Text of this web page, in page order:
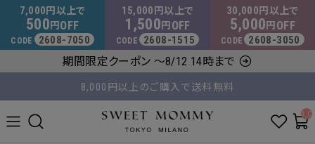
マタニティウェア・授乳服のスウィートマミー
7,000 円以上で
500 円 OFF
CODE 2608-7050
15,000 円以上で
1,500 円 OFF
CODE 2608-1515
30,000 円以上で
5,000 円 OFF
CODE 2608-3050
期間限定クーポン ～8/12 14時まで
8,000円以上のご購入で送料無料
平日14時 / 土日祝12時まで のご注文で当日出荷！